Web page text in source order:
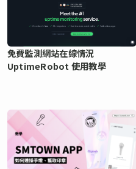
免費監測網站在線情況
UptimeRobot 使用教學